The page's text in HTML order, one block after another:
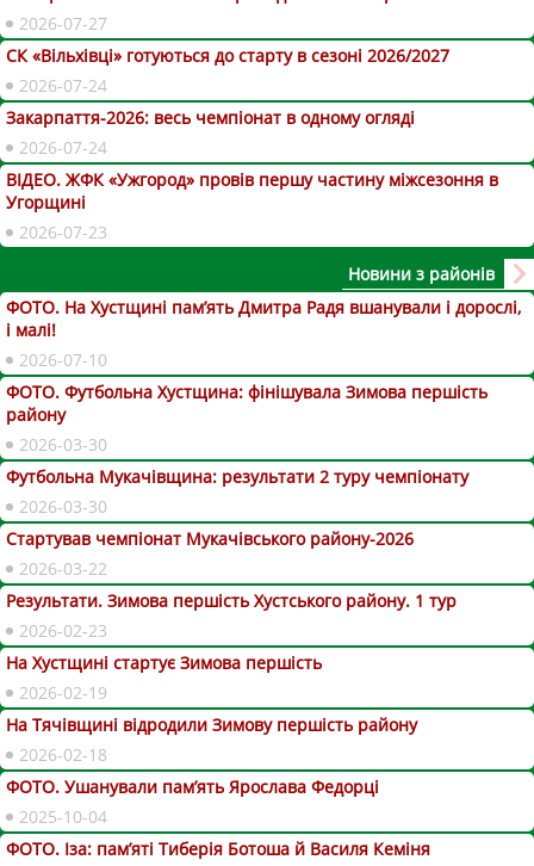
2026-07-27
СК «Вільхівці» готуються до старту в сезоні 2026/2027
2026-07-24
Закарпаття-2026: весь чемпіонат в одному огляді
2026-07-24
ВІДЕО. ЖФК «Ужгород» провів першу частину міжсезоння в
Угорщині
2026-07-23
Новини з районів
ФОТО. На Хустщині пам’ять Дмитра Радя вшанували і дорослі,
і малі!
2026-07-10
ФОТО. Футбольна Хустщина: фінішувала Зимова першість
району
2026-03-30
Футбольна Мукачівщина: результати 2 туру чемпіонату
2026-03-30
Стартував чемпіонат Мукачівського району-2026
2026-03-22
Результати. Зимова першість Хустського району. 1 тур
2026-02-23
На Хустщині стартує Зимова першість
2026-02-19
На Тячівщині відродили Зимову першість району
2026-02-18
ФОТО. Ушанували пам’ять Ярослава Федорці
2025-10-04
ФОТО. Іза: пам’яті Тиберія Ботоша й Василя Кеміня